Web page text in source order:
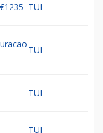
TUI
TUI
TUI
TUI